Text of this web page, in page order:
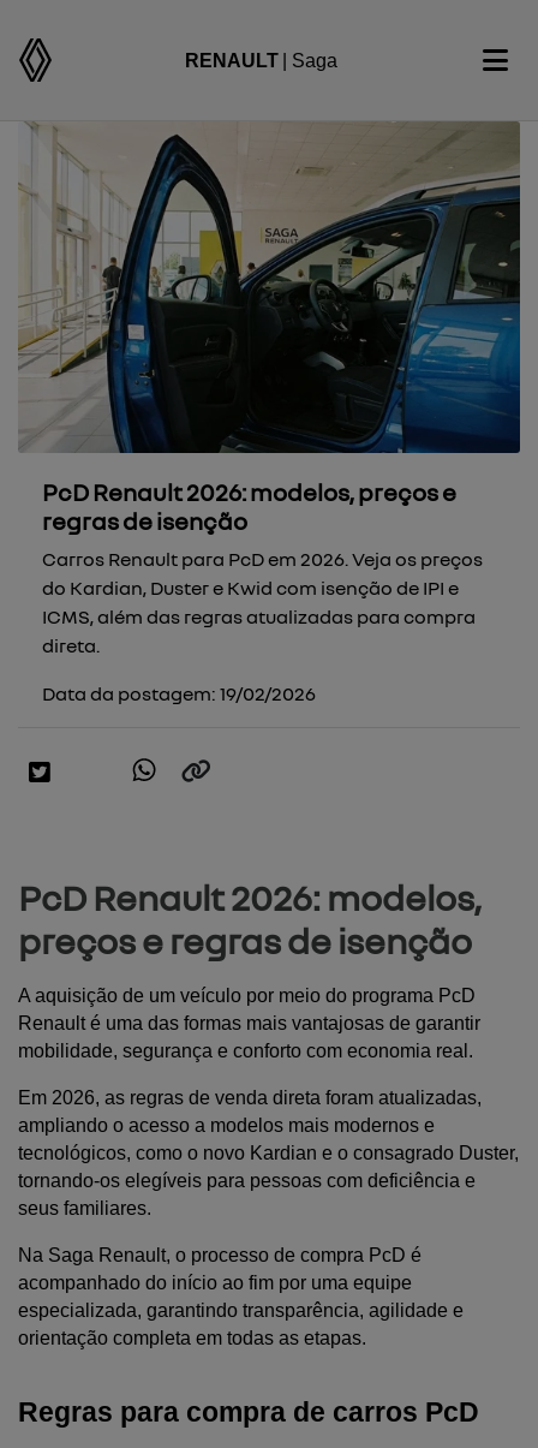
RENAULT | Saga
PcD Renault 2026: modelos, preços e
regras de isenção
Carros Renault para PcD em 2026. Veja os preços
do Kardian, Duster e Kwid com isenção de IPI e
ICMS, além das regras atualizadas para compra
direta.
Data da postagem: 19/02/2026
PcD Renault 2026: modelos,
preços e regras de isenção
A aquisição de um veículo por meio do programa PcD
Renault é uma das formas mais vantajosas de garantir
mobilidade, segurança e conforto com economia real.
Em 2026, as regras de venda direta foram atualizadas,
ampliando o acesso a modelos mais modernos e
tecnológicos, como o novo Kardian e o consagrado Duster,
tornando-os elegíveis para pessoas com deficiência e
seus familiares.
Na Saga Renault, o processo de compra PcD é
acompanhado do início ao fim por uma equipe
especializada, garantindo transparência, agilidade e
orientação completa em todas as etapas.
Regras para compra de carros PcD